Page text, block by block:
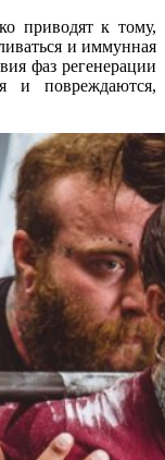
приводят к тому,
и иммунная
фаз регенерации
и повреждаются,